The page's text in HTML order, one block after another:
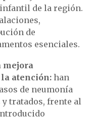
de la región.
de
esenciales.
mejora
atención: han
de neumonía
tratados, frente al